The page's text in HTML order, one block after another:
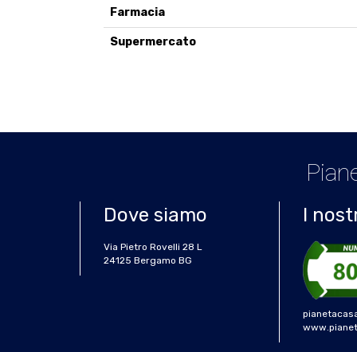
Farmacia
Supermercato
Dove siamo
Via Pietro Rovelli 28 L
24125 Bergamo BG
I